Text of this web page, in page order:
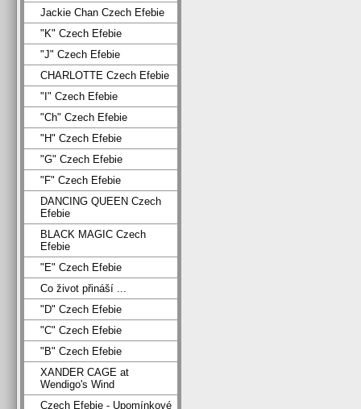
Jackie Chan Czech Efebie
"K" Czech Efebie
"J" Czech Efebie
CHARLOTTE Czech Efebie
"I" Czech Efebie
"Ch" Czech Efebie
"H" Czech Efebie
"G" Czech Efebie
"F" Czech Efebie
DANCING QUEEN Czech
Efebie
BLACK MAGIC Czech
Efebie
"E" Czech Efebie
Co život přináší ...
"D" Czech Efebie
"C" Czech Efebie
"B" Czech Efebie
XANDER CAGE at
Wendigo's Wind
Czech Efebie - Upomínkové